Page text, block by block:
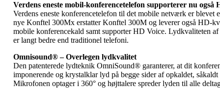
Verdens eneste mobil-konferencetelefon supporterer nu også
Verdens eneste konferencetelefon til det mobile netværk er blevet
nye Konftel 300Mx erstatter Konftel 300M og leverer også HD-
mobile konferencekald samt supporter HD Voice. Lydkvaliteten
er langt bedre end traditionel telefoni.
Omnisound® – Overlegen lydkvalitet
Den patenterede lydteknik OmniSound® garanterer, at dit
imponerende og krystalklar lyd på begge sider af opkaldet,
Mikrofonen optager i 360° og højttalere spreder lyden til alle